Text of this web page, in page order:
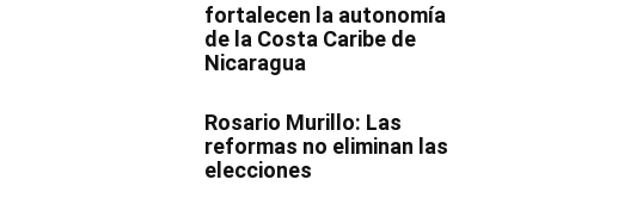
fortalecen la autonomía
de la Costa Caribe de
Nicaragua
Rosario Murillo: Las
reformas no eliminan las
elecciones